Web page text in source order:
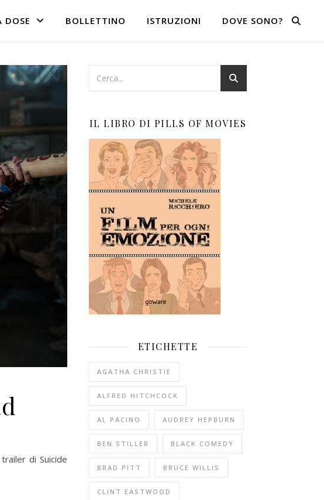
DOSE BOLLETTINO ISTRUZIONI DOVE SONO?
di Suicide
IL LIBRO DI PILLS OF MOVIES
ETICHETTE
AGATHA CHRISTIE
ALFRED HITCHCOCK
AL PACINO AUDREY HEPBURN
BEN STILLER BLACK COMEDY
BRAD PITT BRUCE WILLIS
CLINT EASTWOOD